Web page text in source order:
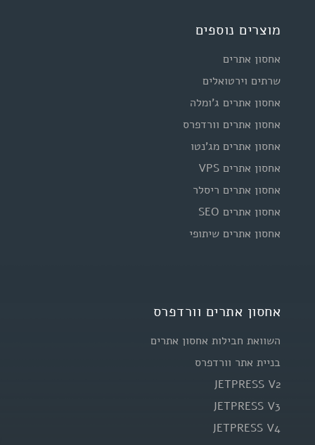
מוצרים נוספים
אחסון אתרים
שרתים וירטואלים
אחסון אתרים ג'ומלה
אחסון אתרים וורדפרס
אחסון אתרים מג'נטו
אחסון אתרים VPS
אחסון אתרים ריסלר
אחסון אתרים SEO
אחסון אתרים שיתופי
אחסון אתרים וורדפרס
השוואת חבילות אחסון אתרים
בניית אתר וורדפרס
JETPRESS V2
JETPRESS V3
JETPRESS V4